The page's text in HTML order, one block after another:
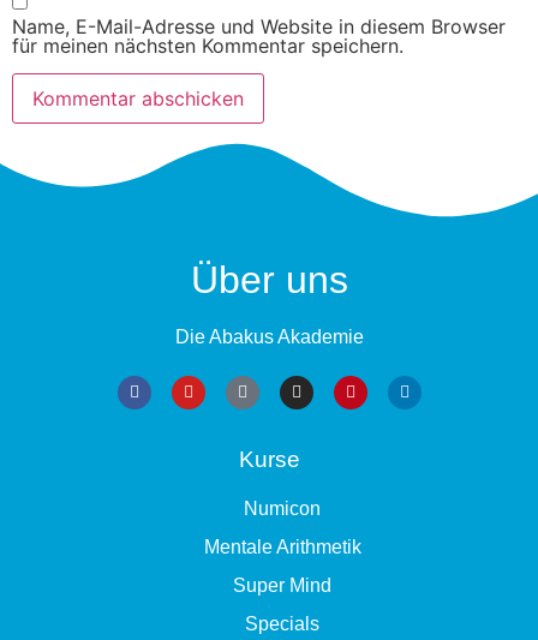
Name, E-Mail-Adresse und Website in diesem Browser
für meinen nächsten Kommentar speichern.
Über uns
Die Abakus Akademie
Kurse
Numicon
Mentale Arithmetik
Super Mind
Specials